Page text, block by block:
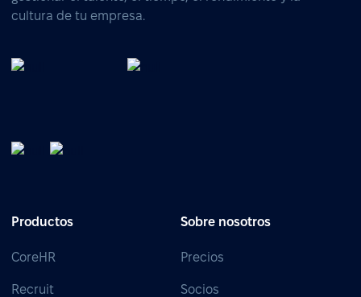
cultura de tu empresa.
Productos
CoreHR
Recruit
Sobre nosotros
Precios
Socios